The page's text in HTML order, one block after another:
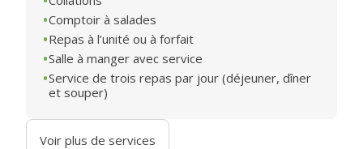
Comptoir à salades
Repas à l’unité ou à forfait
Salle à manger avec service
Service de trois repas par jour (déjeuner, dîner
et souper)
Voir plus de services